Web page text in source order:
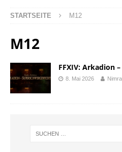
STARTSEITE M12
M12
FFXIV: Arkadion
8. Mai 2026 Nimral